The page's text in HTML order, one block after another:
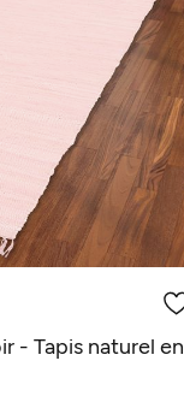
- Tapis naturel en